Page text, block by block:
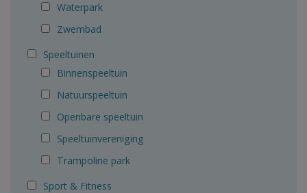
Waterpark
Zwembad
Speeltuinen
Binnenspeeltuin
Natuurspeeltuin
Openbare speeltuin
Speeltuinvereniging
Trampoline park
Sport & Fitness